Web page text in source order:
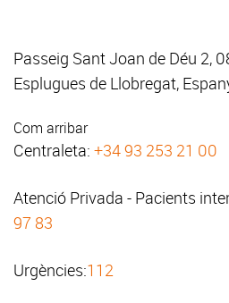
Passeig Sant Joan de Déu 2,
Esplugues de Llobregat,
Com arribar
Centraleta: +34 93 253 21 00
Atenció Privada - Pacients
97 83
Urgències:112